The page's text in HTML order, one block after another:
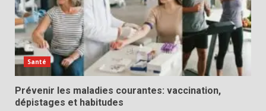
Santé
Prévenir les maladies courantes: vaccination,
dépistages et habitudes